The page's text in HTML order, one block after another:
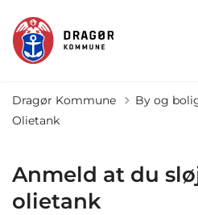
Dragør Kommune By og
Olietank
Anmeld at du
olietank